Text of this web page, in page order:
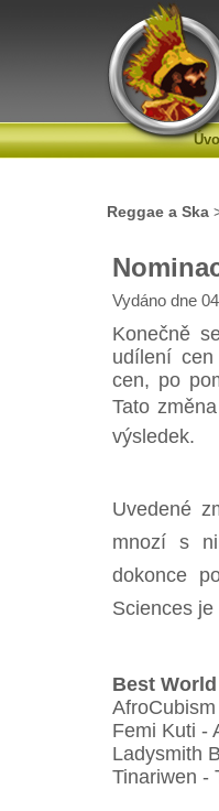
Reggae a Ska
Vydáno dne
Konečně
udílení
cen, po
Tato
výsledek.
Uvedené
mnozí s
dokonce
Sciences
Best
Femi Kuti -
Ladysmith
Tinariwen -